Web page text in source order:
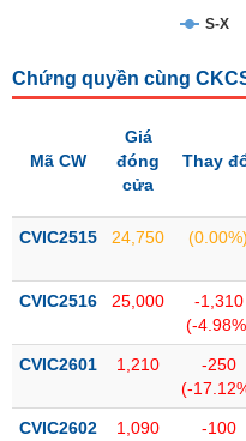
thái
cổ
Quy
thị
trường
yết
yết
Niêm
S-X
Chứng quyền cùng
Mã CW
Giá
đóng
cửa
Thay
CVIC2515 24,750 (0.00%)
CVIC2516 25,000
-1,310
(-
CVIC2601 1,210
-250
(-
CVIC2602 1,090
-100
NGÀNH
CỔ
PHÁI
SINH